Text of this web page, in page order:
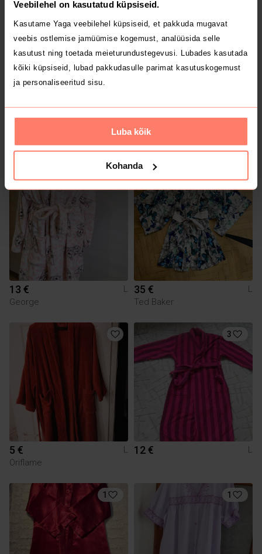
Veebilehel on kasutatud küpsiseid.
Kasutame Yaga veebilehel küpsiseid, et pakkuda mugavat
veebis ostlemise jamüümise kogemust, analüüsida selle
kasutust ning toetada meieturundustegevusi. Lubades kasutada
kõiki küpsiseid, lubad pakkudasulle parimat kasutuskogemust
ja personaliseeritud sisu.
Luba kõik
Kohanda
1 2
13 €
L
George
35 €
L
Ted Baker
5 €
L
Oriflame
3
12 € L
1 1